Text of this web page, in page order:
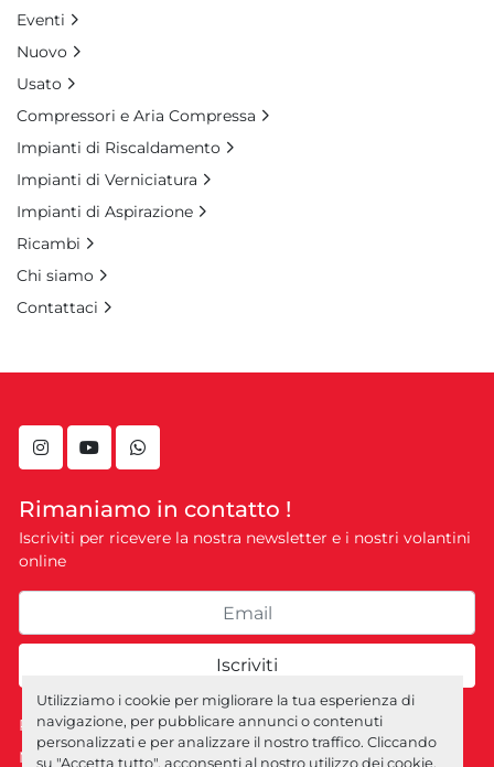
Utilizziamo i cookie per migliorare la tua esperienza di
navigazione, per pubblicare annunci o contenuti
personalizzati e per analizzare il nostro traffico. Cliccando
su "Accetta tutto", acconsenti al nostro utilizzo dei cookie.
instagramyoutubewhatsapp
Rimaniamo in contatto !
Iscriviti per ricevere la nostra newsletter e i nostri volantini
online
Iscriviti
Personalizza le preferenze sui Cookies
Machinio Systemsito web di Machinio
Eventi
Nuovo
Usato
Compressori e Aria Compressa
Impianti di Riscaldamento
Impianti di Verniciatura
Impianti di Aspirazione
Ricambi
Chi siamo
Contattaci